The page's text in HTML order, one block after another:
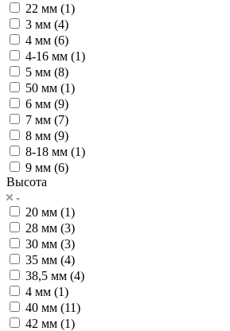
22 мм (1)
3 мм (4)
4 мм (6)
4-16 мм (1)
5 мм (8)
50 мм (1)
6 мм (9)
7 мм (7)
8 мм (9)
8-18 мм (1)
9 мм (6)
Высота
20 мм (1)
28 мм (3)
30 мм (3)
35 мм (4)
38,5 мм (4)
4 мм (1)
40 мм (11)
42 мм (1)